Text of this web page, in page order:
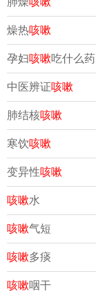
燥热咳嗽
孕妇咳嗽吃什么药
中医辨证咳嗽
肺结核咳嗽
寒饮咳嗽
变异性咳嗽
咳嗽水
咳嗽气短
咳嗽多痰
咳嗽咽干